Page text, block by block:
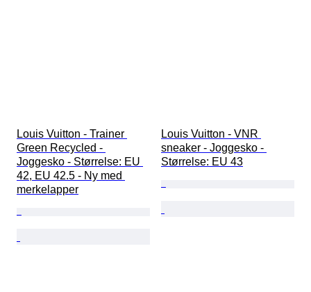
Louis Vuitton - Trainer
Green Recycled -
Joggesko - Størrelse: EU
42, EU 42.5 - Ny med
merkelapper
Louis Vuitton - VNR
sneaker - Joggesko -
Størrelse: EU 43